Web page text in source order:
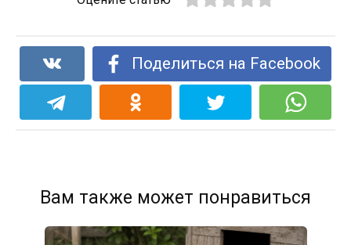
Поделиться на Facebook
Вам также может понравиться